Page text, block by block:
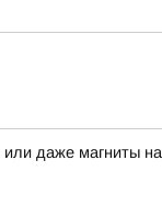
даже магниты